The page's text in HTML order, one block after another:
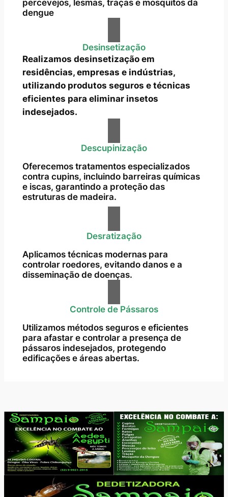
percevejos, lesmas, traças e mosquitos da
dengue
Desinsetização
Realizamos desinsetização em
residências, empresas e indústrias,
utilizando produtos seguros e técnicas
eficientes para eliminar insetos
indesejados.
Descupinização
Oferecemos tratamentos especializados
contra cupins, incluindo barreiras químicas
e iscas, garantindo a proteção das
estruturas de madeira.
Desratização
Aplicamos técnicas modernas para
controlar roedores, evitando danos e a
disseminação de doenças.
Controle de Pássaros
Utilizamos métodos seguros e eficientes
para afastar e controlar a presença de
pássaros indesejados, protegendo
edificações e áreas abertas.